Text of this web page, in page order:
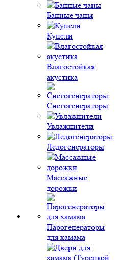
Банные чаны
Купели
Влагостойкая
акустика
Снегогенераторы
Увлажнители
Лёдогенераторы
Массажные
дорожки
Парогенераторы
для хамама